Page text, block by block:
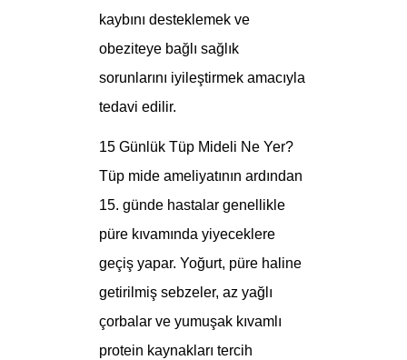
kaybını desteklemek ve
obeziteye bağlı sağlık
sorunlarını iyileştirmek amacıyla
tedavi edilir.
15 Günlük Tüp Mideli Ne Yer?
Tüp mide ameliyatının ardından
15. günde hastalar genellikle
püre kıvamında yiyeceklere
geçiş yapar. Yoğurt, püre haline
getirilmiş sebzeler, az yağlı
çorbalar ve yumuşak kıvamlı
protein kaynakları tercih